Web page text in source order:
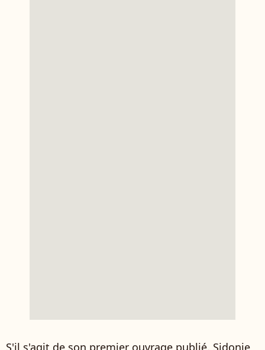
S'il s'agit de son premier ouvrage publié, Sidonie